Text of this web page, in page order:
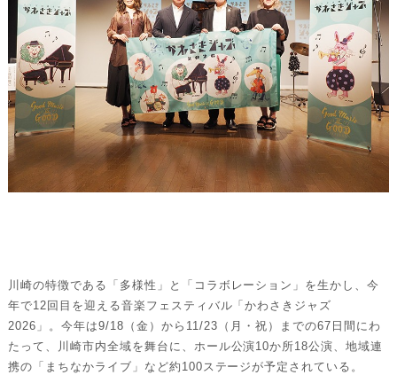
川崎の特徴である「多様性」と「コラボレーション」を生かし、今
年で12回目を迎える音楽フェスティバル「かわさきジャズ
2026」。今年は9/18（金）から11/23（月・祝）までの67日間にわ
たって、川崎市内全域を舞台に、ホール公演10か所18公演、地域連
携の「まちなかライブ」など約100ステージが予定されている。